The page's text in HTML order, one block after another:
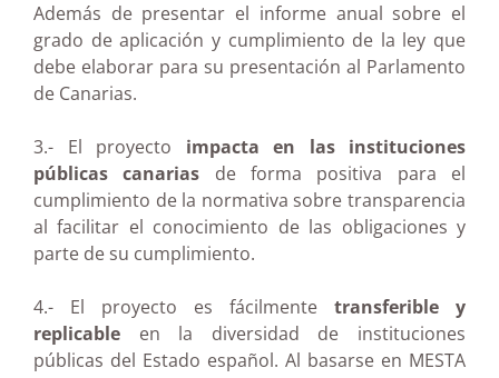
Además de presentar el informe anual sobre el
grado de aplicación y cumplimiento de la ley que
debe elaborar para su presentación al Parlamento
de Canarias.
3.- El proyecto impacta en las instituciones
públicas canarias de forma positiva para el
cumplimiento de la normativa sobre transparencia
al facilitar el conocimiento de las obligaciones y
parte de su cumplimiento.
4.- El proyecto es fácilmente transferible y
replicable en la diversidad de instituciones
públicas del Estado español. Al basarse en MESTA